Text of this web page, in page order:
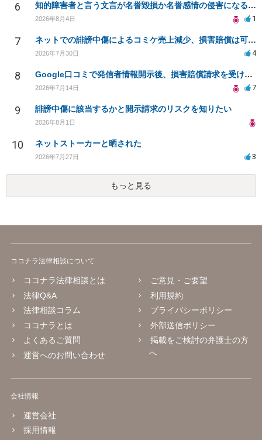
6 知的障害者と言う文言が名誉毀損か名誉感情の侵害になるか教えてほしい。
2026年8月4日 1
7 ネットでの誹謗中傷によるコミケ売上減少、損害賠償は可能か？
2026年7月30日 4
8 Google口コミで発信者情報開示後、損害賠償請求を受けています。示談について相談です。
2026年7月14日 7
9 誹謗中傷に該当するかと開示請求のリスクを知りたい
2026年8月1日
10 ネットストーカーと晒された
2026年7月27日 3
もっと見る
ココナラ法律相談について
ココナラ法律相談とは
法律Q&A
法律相談コラム
ココナラとは
よくあるご質問
運営へのお問い合わせ
ご意見・ご要望
利用規約
プライバシーポリシー
外部送信ポリシー
掲載をご検討の弁護士の方
へ
会社情報
運営会社
採用情報